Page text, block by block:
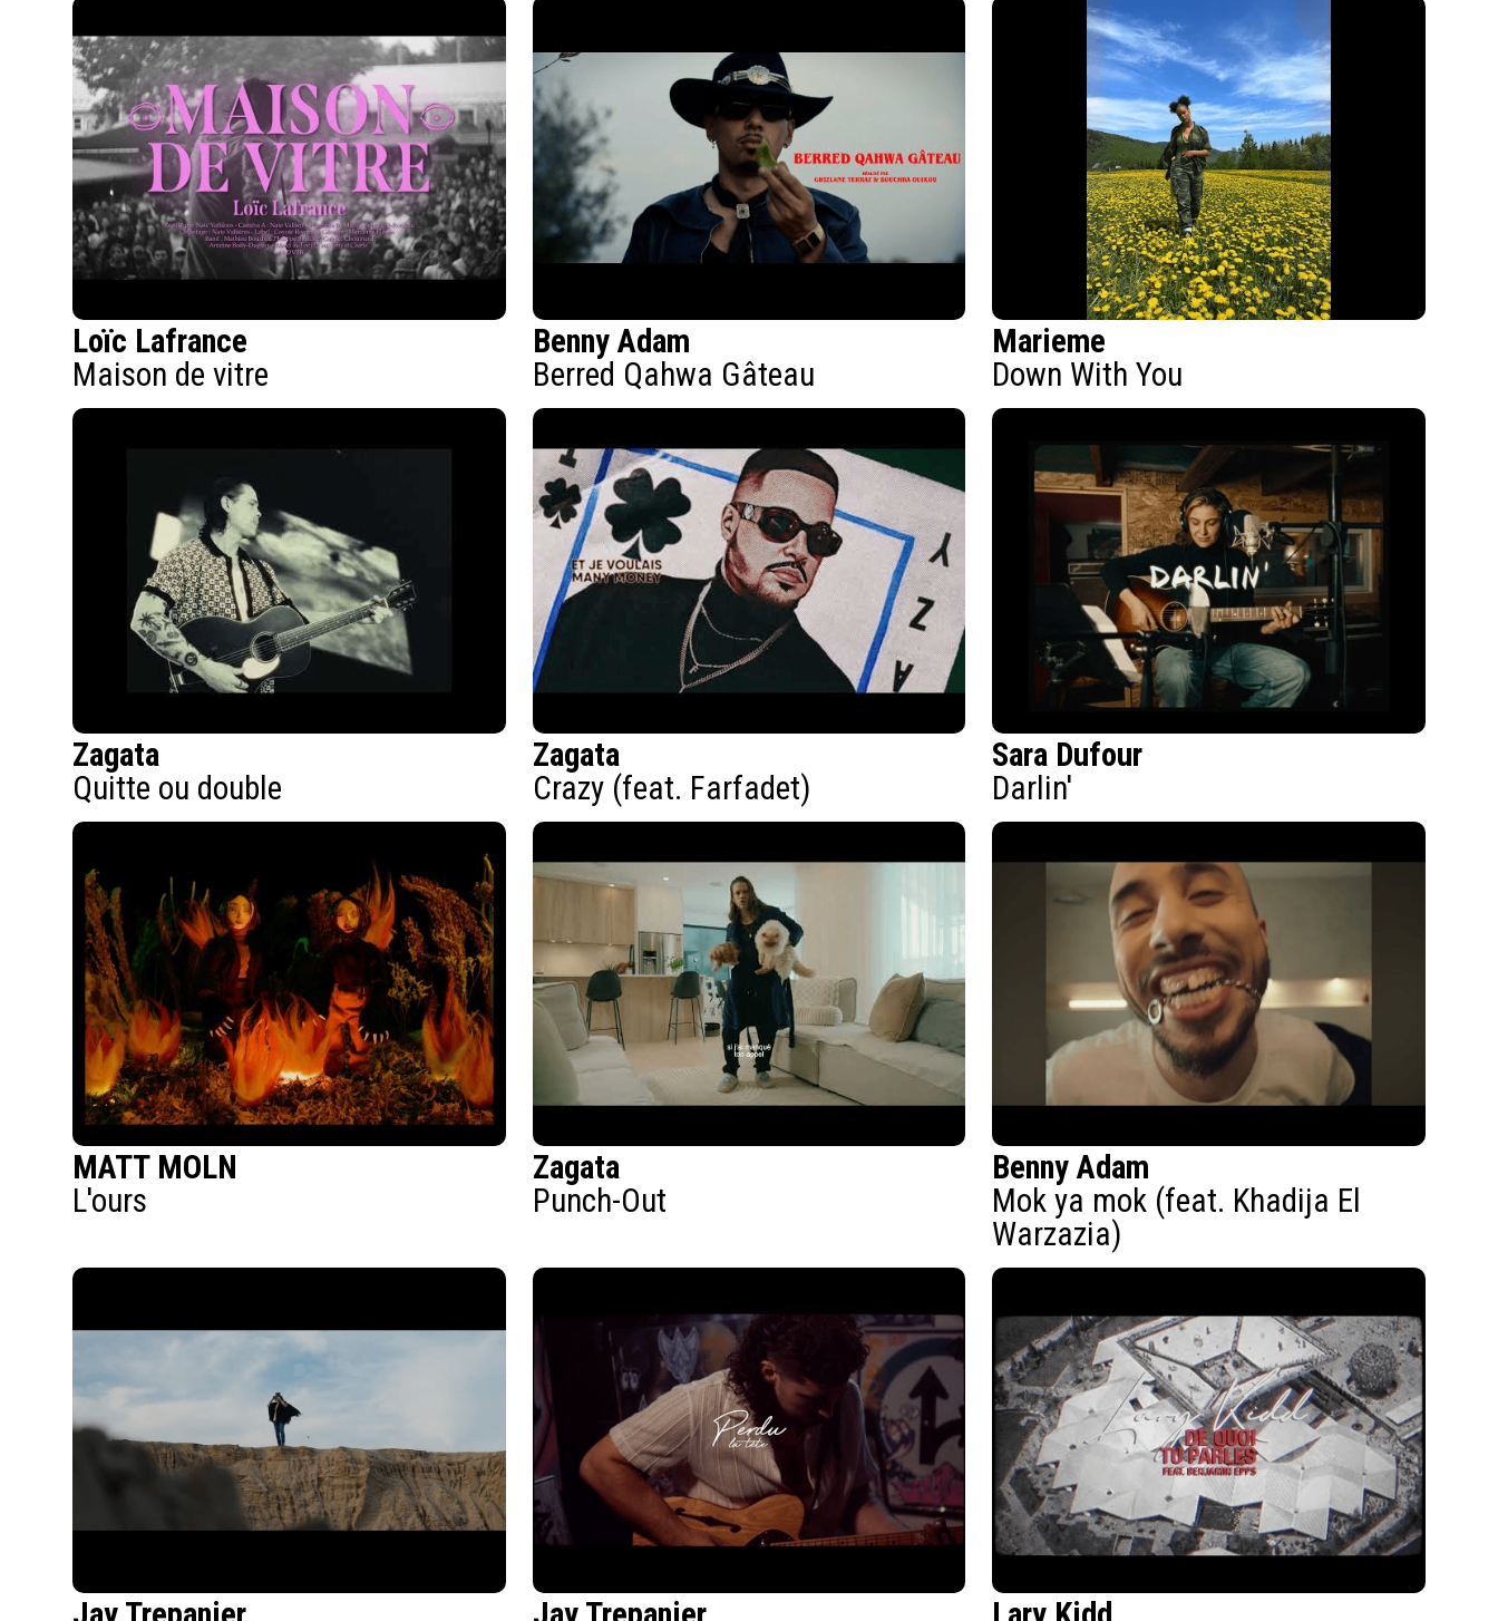
Loïc Lafrance
Maison de vitre
Benny Adam
Berred Qahwa Gâteau
Marieme
Down With You
Zagata
Quitte ou double
Zagata
Crazy (feat. Farfadet)
Sara Dufour
Darlin'
MATT MOLN
L'ours
Zagata
Punch-Out
Benny Adam
Mok ya mok (feat. Khadija El
Warzazia)